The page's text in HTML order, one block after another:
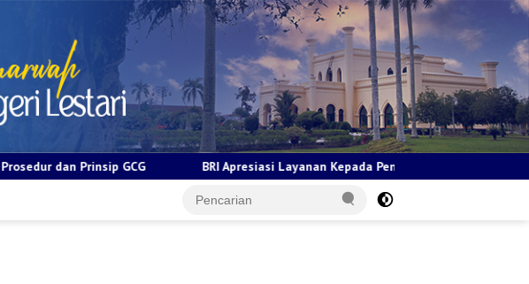
BRI Apresiasi Layanan Kepada Pensiunan Jadi Bukti Komitmen Tingkatkan